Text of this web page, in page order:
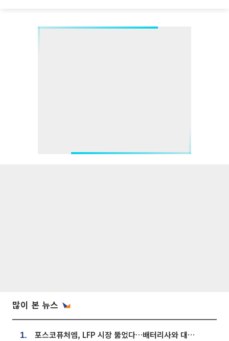
많이 본 뉴스
1. 포스코퓨처엠, LFP 시장 뚫었다…배터리사와 대규모 장기 공급 합의